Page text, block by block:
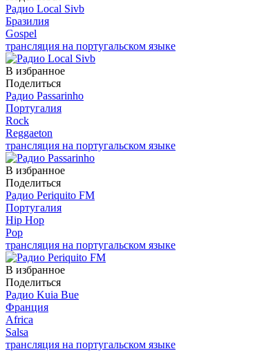
Радио Local Sivb
Бразилия
Gospel
трансляция на португальском языке
В избранное
Поделиться
Радио Passarinho
Португалия
Rock
Reggaeton
трансляция на португальском языке
В избранное
Поделиться
Радио Periquito FM
Португалия
Hip Hop
Pop
трансляция на португальском языке
В избранное
Поделиться
Радио Kuia Bue
Франция
Africa
Salsa
трансляция на португальском языке